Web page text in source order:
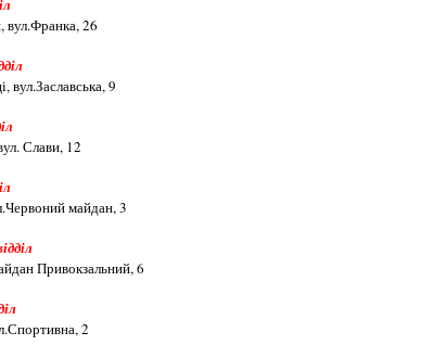
вул.Франка, 26
вул.Заславська, 9
Слави, 12
майдан, 3
Привокзальний, 6
2